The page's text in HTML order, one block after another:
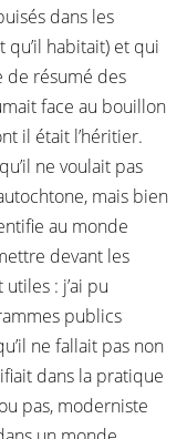
dans les
habitait) et qui
résumé des
face au bouillon
il était l’héritier.
ne voulait pas
mais bien
au monde
devant les
: j’ai pu
publics
ne fallait pas non
dans la pratique
pas, moderniste